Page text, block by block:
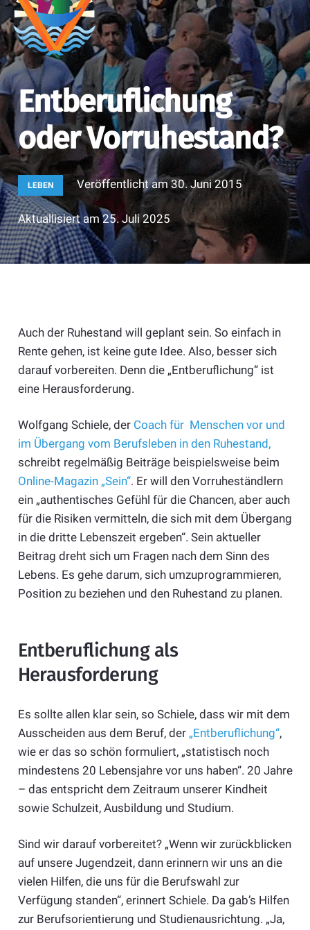
Entberuflichung
oder Vorruhestand?
LEBEN Veröffentlicht am30. Juni 2015
Aktuallisiert am25. Juli 2025
Auch der Ruhestand will geplant sein. So einfach in
Rente gehen, ist keine gute Idee. Also, besser sich
darauf vorbereiten. Denn die „Entberuflichung“ ist
eine Herausforderung.
Wolfgang Schiele, der Coach für Menschen vor und
im Übergang vom Berufsleben in den Ruhestand,
schreibt regelmäßig Beiträge beispielsweise beim
Online-Magazin „Sein“. Er will den Vorruheständlern
ein „authentisches Gefühl für die Chancen, aber auch
für die Risiken vermitteln, die sich mit dem Übergang
in die dritte Lebenszeit ergeben“. Sein aktueller
Beitrag dreht sich um Fragen nach dem Sinn des
Lebens. Es gehe darum, sich umzuprogrammieren,
Position zu beziehen und den Ruhestand zu planen.
Entberuflichung als
Herausforderung
Es sollte allen klar sein, so Schiele, dass wir mit dem
Ausscheiden aus dem Beruf, der „Entberuflichung“,
wie er das so schön formuliert, „statistisch noch
mindestens 20 Lebensjahre vor uns haben“. 20 Jahre
– das entspricht dem Zeitraum unserer Kindheit
sowie Schulzeit, Ausbildung und Studium.
Sind wir darauf vorbereitet? „Wenn wir zurückblicken
auf unsere Jugendzeit, dann erinnern wir uns an die
vielen Hilfen, die uns für die Berufswahl zur
Verfügung standen“, erinnert Schiele. Da gab’s Hilfen
zur Berufsorientierung und Studienausrichtung. „Ja,